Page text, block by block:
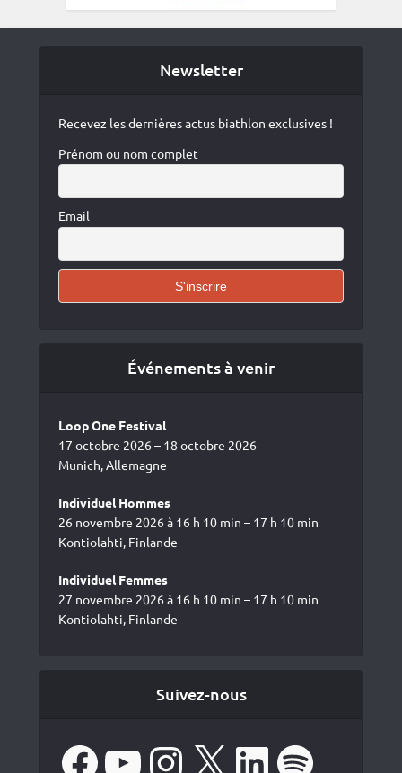
Newsletter
Recevez les dernières actus biathlon exclusives !
Prénom ou nom complet
Email
Événements à venir
Loop One Festival
17 octobre 2026 – 18 octobre 2026
Munich, Allemagne
Individuel Hommes
26 novembre 2026 à 16 h 10 min – 17 h 10 min
Kontiolahti, Finlande
Individuel Femmes
27 novembre 2026 à 16 h 10 min – 17 h 10 min
Kontiolahti, Finlande
Suivez-nous
FacebookYouTube Instagram LinkedIn Spotify